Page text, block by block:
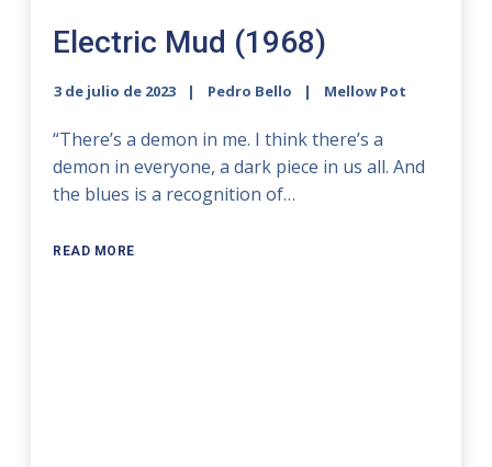
Electric Mud (1968)
3 de julio de 2023 Pedro Bello Mellow Pot
“There’s a demon in me. I think there’s a
demon in everyone, a dark piece in us all. And
the blues is a recognition of…
READ MORE